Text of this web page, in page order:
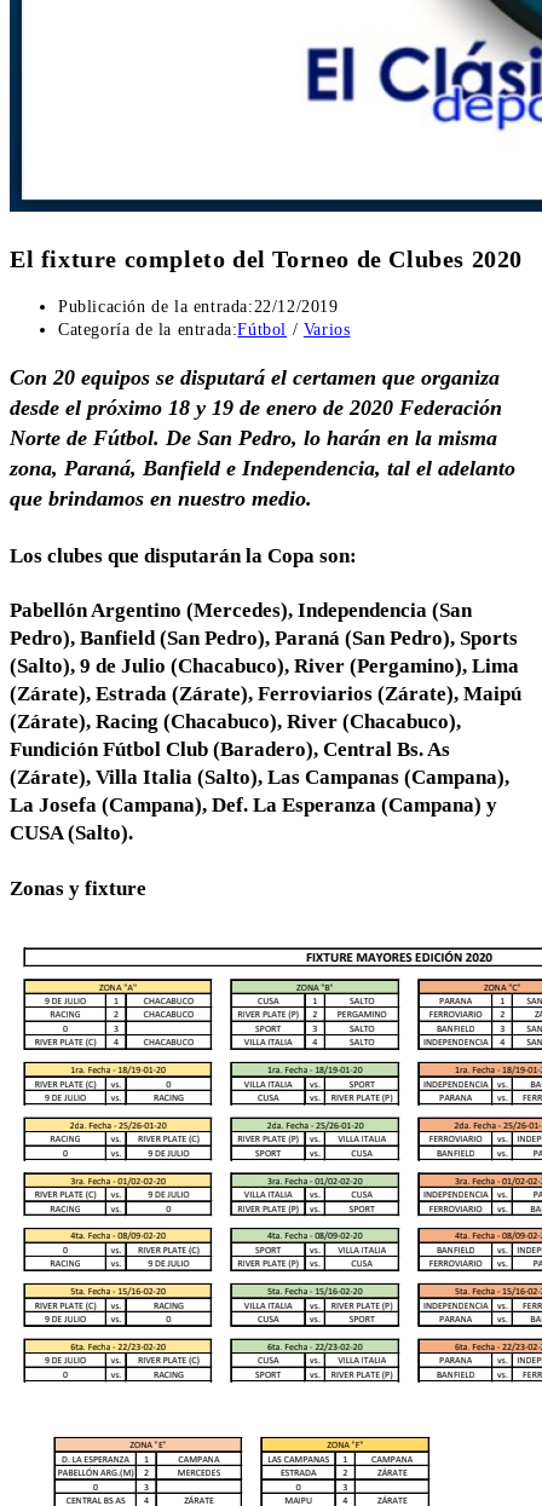
El fixture completo del Torneo de Clubes 2020
Publicación de la entrada:22/12/2019
Categoría de la entrada:Fútbol / Varios
Con 20 equipos se disputará el certamen que organiza
desde el próximo 18 y 19 de enero de 2020 Federación
Norte de Fútbol. De San Pedro, lo harán en la misma
zona, Paraná, Banfield e Independencia, tal el adelanto
que brindamos en nuestro medio.
Los clubes que disputarán la Copa son:
Pabellón Argentino (Mercedes), Independencia (San
Pedro), Banfield (San Pedro), Paraná (San Pedro), Sports
(Salto), 9 de Julio (Chacabuco), River (Pergamino), Lima
(Zárate), Estrada (Zárate), Ferroviarios (Zárate), Maipú
(Zárate), Racing (Chacabuco), River (Chacabuco),
Fundición Fútbol Club (Baradero), Central Bs. As
(Zárate), Villa Italia (Salto), Las Campanas (Campana),
La Josefa (Campana), Def. La Esperanza (Campana) y
CUSA (Salto).
Zonas y fixture